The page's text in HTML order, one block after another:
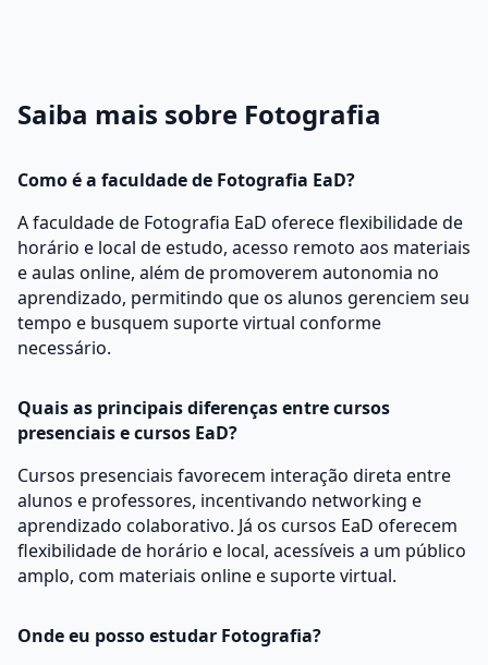
Saiba mais sobre Fotografia
Como é a faculdade de Fotografia EaD?
A faculdade de Fotografia EaD oferece flexibilidade de
horário e local de estudo, acesso remoto aos materiais
e aulas online, além de promoverem autonomia no
aprendizado, permitindo que os alunos gerenciem seu
tempo e busquem suporte virtual conforme
necessário.
Quais as principais diferenças entre cursos
presenciais e cursos EaD?
Cursos presenciais favorecem interação direta entre
alunos e professores, incentivando networking e
aprendizado colaborativo. Já os cursos EaD oferecem
flexibilidade de horário e local, acessíveis a um público
amplo, com materiais online e suporte virtual.
Onde eu posso estudar Fotografia?